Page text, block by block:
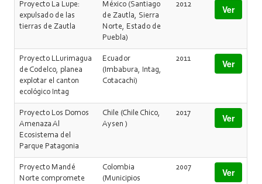
Proyecto La Lupe:
expulsado de las
tierras de Zautla
México (Santiago
de Zautla, Sierra
Norte, Estado de
Puebla)
2012 Ver
Proyecto LLurimagua
de Codelco, planea
explotar el canton
ecológico Intag
Ecuador
(Imbabura, Intag,
Cotacachi)
2011 Ver
Proyecto Los Domos
Amenaza Al
Ecosistema del
Parque Patagonia
Chile (Chile Chico,
Aysen )
2017 Ver
Proyecto Mandé
Norte compromete
Colombia
(Municipios
2007 Ver